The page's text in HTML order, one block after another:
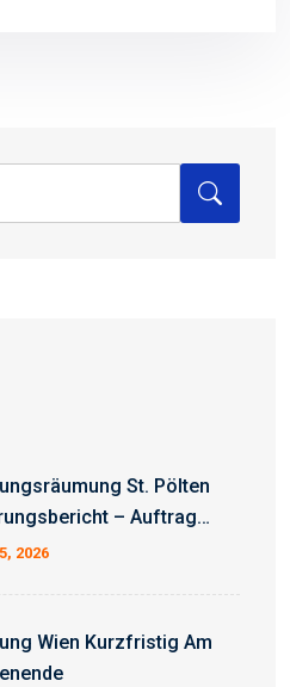
St. Pölten
– Auftrag
Abgeschlossen
2026
Wien Kurzfristig Am